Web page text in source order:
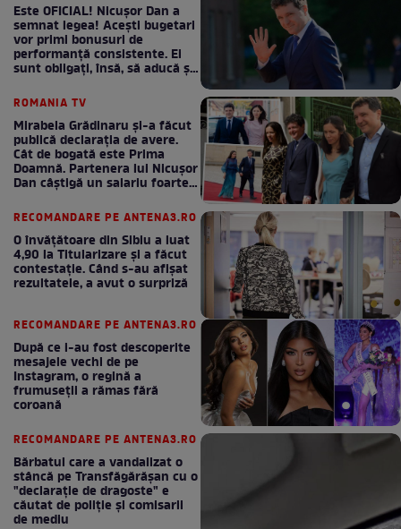
Este OFICIAL! Nicușor Dan a
semnat legea! Acești bugetari
vor primi bonusuri de
performanță consistente. Ei
sunt obligați, însă, să aducă și
ROMANIA TV
Mirabela Grădinaru și-a făcut
publică declarația de avere.
Cât de bogată este Prima
Doamnă. Partenera lui Nicușor
Dan câștigă un salariu foarte
RECOMANDARE PE ANTENA3.RO
O învățătoare din Sibiu a luat
4,90 la Titularizare și a făcut
contestație. Când s-au afișat
rezultatele, a avut o surpriză
RECOMANDARE PE ANTENA3.RO
După ce i-au fost descoperite
mesajele vechi de pe
Instagram, o regină a
frumuseții a rămas fără
coroană
RECOMANDARE PE ANTENA3.RO
Bărbatul care a vandalizat o
stâncă pe Transfăgărășan cu o
"declaraţie de dragoste" e
căutat de poliție și comisarii
de mediu